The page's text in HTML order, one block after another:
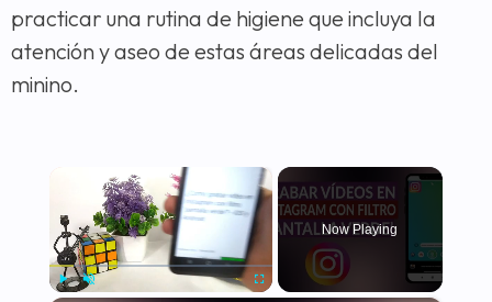
practicar una rutina de higiene que incluya la
atención y aseo de estas áreas delicadas del
minino.
×
Now Playing